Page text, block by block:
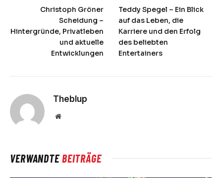
Christoph Gröner
Scheidung –
Hintergründe, Privatleben
und aktuelle
Entwicklungen
Teddy Spegel – Ein Blick
auf das Leben, die
Karriere und den Erfolg
des beliebten
Entertainers
Theblup
Website
VERWANDTEBEITRÄGE